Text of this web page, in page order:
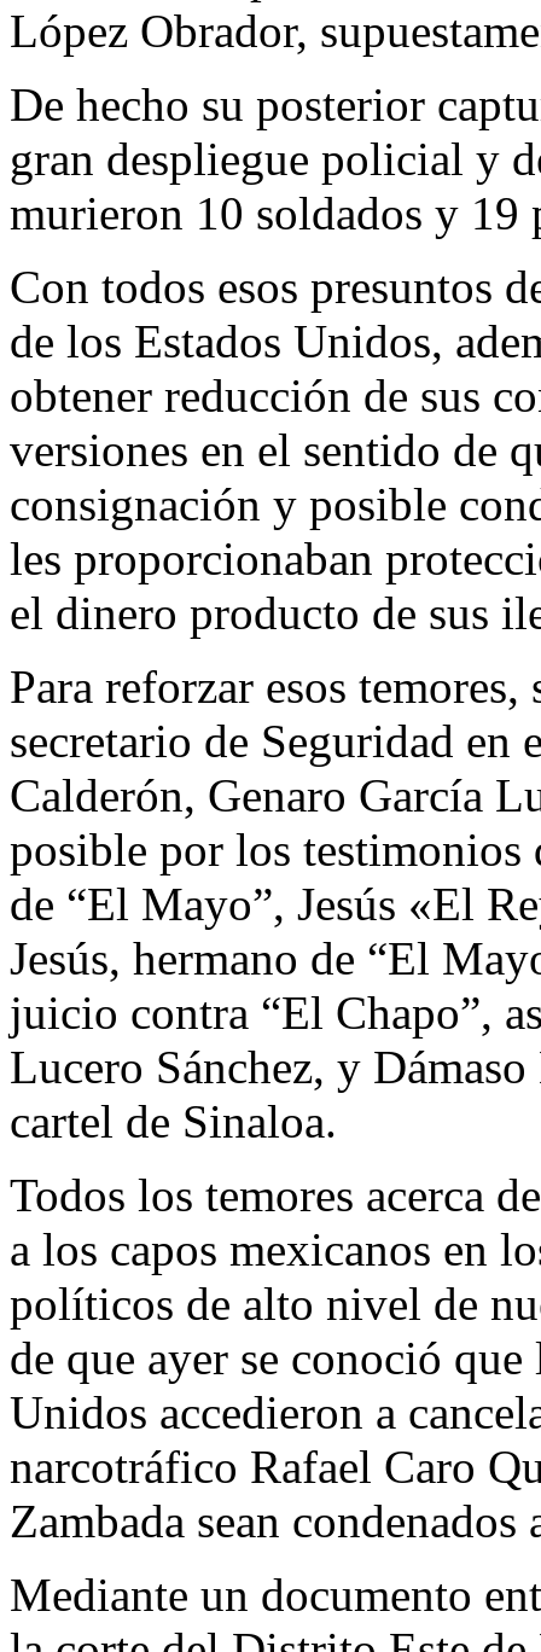
López Obrador,
De hecho su posterior
gran despliegue policial y
murieron 10 soldados y 19
Con todos esos presuntos
de los Estados Unidos,
obtener reducción de sus
versiones en el sentido de
consignación y posible
les proporcionaban
el dinero producto de sus
Para reforzar esos
secretario de Seguridad
Calderón, Genaro García
posible por los testimonios
de “El Mayo”, Jesús «El
Jesús, hermano de “El
juicio contra “El Chapo”,
Lucero Sánchez, y
cartel de Sinaloa.
Todos los temores acerca
a los capos mexicanos en
políticos de alto nivel de
de que ayer se conoció
Unidos accedieron a
narcotráfico Rafael Caro
Zambada sean condenados
Mediante un documento